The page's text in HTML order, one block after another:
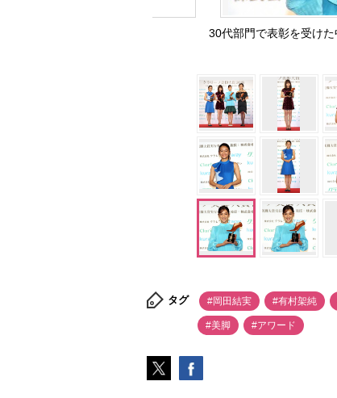
30代部門で表彰を受け
タグ #岡田結実 #有村架純
#美脚 #アワード